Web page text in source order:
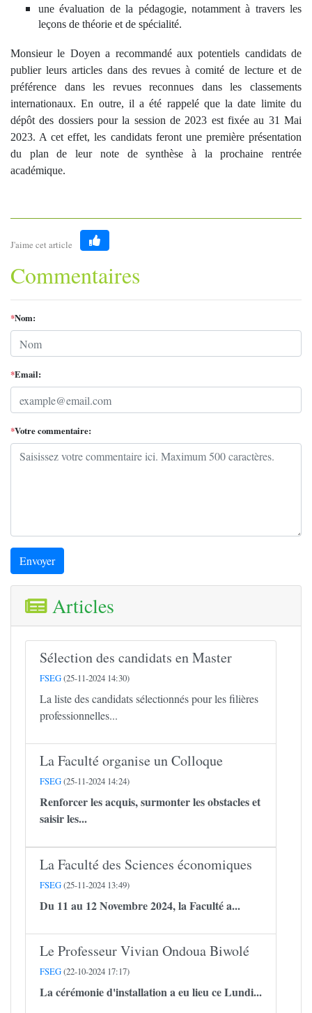
une évaluation de la pédagogie, notamment à travers les
leçons de théorie et de spécialité.
Monsieur le Doyen a recommandé aux potentiels candidats de
publier leurs articles dans des revues à comité de lecture et de
préférence dans les revues reconnues dans les classements
internationaux. En outre, il a été rappelé que la date limite du
dépôt des dossiers pour la session de 2023 est fixée au 31 Mai
2023. A cet effet, les candidats feront une première présentation
du plan de leur note de synthèse à la prochaine rentrée
académique.
J'aime cet article
Like
Commentaires
*Nom:
*Email:
*Votre commentaire:
Envoyer
Articles
Sélection des candidats en Master
FSEG(25-11-2024 14:30)
La liste des candidats sélectionnés pour les filières
professionnelles...
La Faculté organise un Colloque
FSEG(25-11-2024 14:24)
Renforcer les acquis, surmonter les obstacles et
saisir les...
La Faculté des Sciences économiques
FSEG(25-11-2024 13:49)
Du 11 au 12 Novembre 2024, la Faculté a...
Le Professeur Vivian Ondoua Biwolé
FSEG(22-10-2024 17:17)
La cérémonie d'installation a eu lieu ce Lundi...